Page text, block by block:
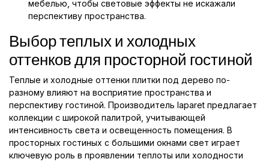
мебелью, чтобы световые эффекты не искажали
перспективу пространства.
Выбор теплых и холодных
оттенков для просторной гостиной
Теплые и холодные оттенки плитки под дерево по-
разному влияют на восприятие пространства и
перспективу гостиной. Производитель laparet предлагает
коллекции с широкой палитрой, учитывающей
интенсивность света и освещенность помещения. В
просторных гостиных с большими окнами свет играет
ключевую роль в проявлении теплоты или холодности